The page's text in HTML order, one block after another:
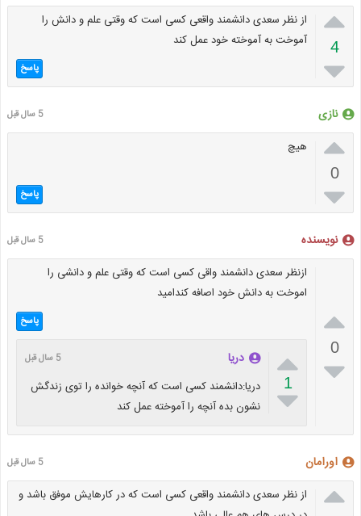

4

از نظر سعدی دانشمند واقعی کسی است که وقتی علم و دانش را
آموخت به آموخته خود عمل کند
پاسخ
نازی 5 سال قبل

0

هیچ
پاسخ
نویسنده 5 سال قبل

0

ازنظر سعدی دانشمند واقی کسی است که وقتی علم و دانشی را
اموخت به دانش خود اصافه کندامید
پاسخ

1

دریا 5 سال قبل
دریا:دانشمند کسی است که آنچه خوانده را توی زندگش
نشون بده آنچه را آموخته عمل کند
اورامان 5 سال قبل

از نظر سعدی دانشمند واقعی کسی است که در کارهایش موفق باشد و